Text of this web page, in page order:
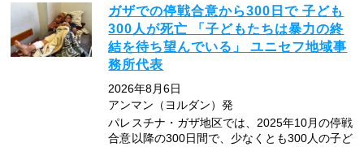
ガザでの停戦合意から300日で 子ども
300人が死亡 「子どもたちは暴力の終
結を待ち望んでいる」 ユニセフ地域事
務所代表
2026年8月6日
アンマン（ヨルダン）発
パレスチナ・ガザ地区では、2025年10月の停戦
合意以降の300日間で、少なくとも300人の子ど